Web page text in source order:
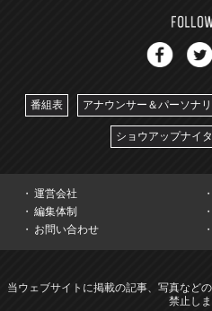
番組表 アナウンサー＆パーソナ
ショウアップナイ
運営会社
編集体制
お問い合わせ
当ウェブサイトに掲載の記事、写真など
禁止しま